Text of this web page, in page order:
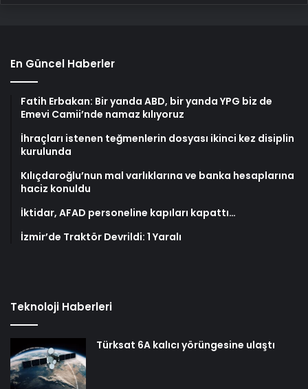
En Güncel Haberler
Fatih Erbakan: Bir yanda ABD, bir yanda YPG biz de
Emevi Camii’nde namaz kılıyoruz
İhraçları istenen teğmenlerin dosyası ikinci kez disiplin
kurulunda
Kılıçdaroğlu’nun mal varlıklarına ve banka hesaplarına
haciz konuldu
İktidar, AFAD personeline kapıları kapattı…
İzmir’de Traktör Devrildi: 1 Yaralı
Teknoloji Haberleri
Türksat 6A kalıcı yörüngesine ulaştı